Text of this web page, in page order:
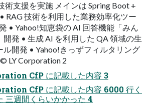
術⽀援を実施 メインは Spring Boot +
RAG 技術を利⽤した業務効率化ツー
• Yahoo!知恵袋の AI 回答機能「みん
開発 • ⽣成 AI を利⽤した QA 領域の⽣
ル開発 • Yahoo!きっずフィルタリング
LY Corporation 2
CfP に記載した内容 3
CfP に記載した内容 6000 ⾏く
三週間くらいかかった 4